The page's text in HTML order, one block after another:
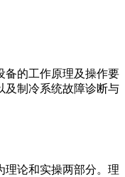
备的工作原理及操作要
及制冷系统故障诊断与
理论和实操两部分。理